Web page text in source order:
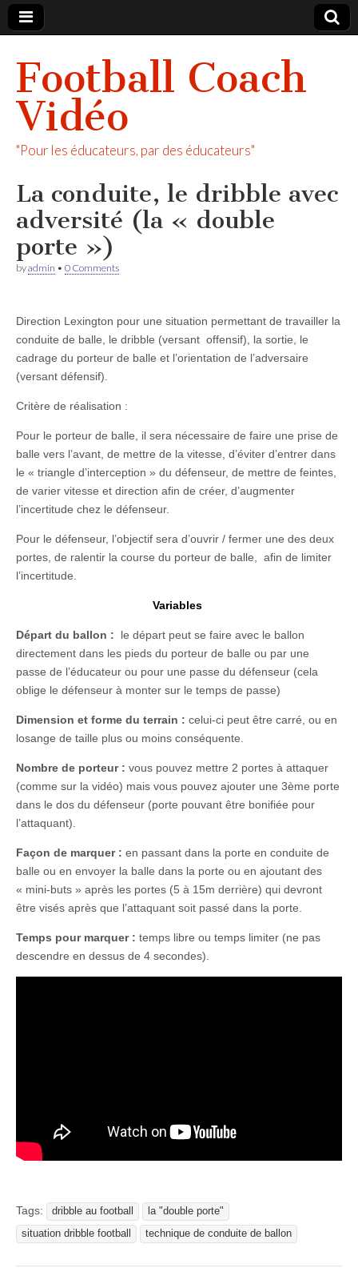
Football Coach
Vidéo
"Pour les éducateurs, par des éducateurs"
La conduite, le dribble avec
adversité (la « double
porte »)
byadmin • 0 Comments
Direction Lexington pour une situation permettant de travailler la
conduite de balle, le dribble (versant offensif), la sortie, le
cadrage du porteur de balle et l’orientation de l’adversaire
(versant défensif).
Critère de réalisation :
Pour le porteur de balle, il sera nécessaire de faire une prise de
balle vers l’avant, de mettre de la vitesse, d’éviter d’entrer dans
le « triangle d’interception » du défenseur, de mettre de feintes,
de varier vitesse et direction afin de créer, d’augmenter
l’incertitude chez le défenseur.
Pour le défenseur, l’objectif sera d’ouvrir / fermer une des deux
portes, de ralentir la course du porteur de balle, afin de limiter
l’incertitude.
Variables
Départ du ballon : le départ peut se faire avec le ballon
directement dans les pieds du porteur de balle ou par une
passe de l’éducateur ou pour une passe du défenseur (cela
oblige le défenseur à monter sur le temps de passe)
Dimension et forme du terrain : celui-ci peut être carré, ou en
losange de taille plus ou moins conséquente.
Nombre de porteur : vous pouvez mettre 2 portes à attaquer
(comme sur la vidéo) mais vous pouvez ajouter une 3ème porte
dans le dos du défenseur (porte pouvant être bonifiée pour
l’attaquant).
Façon de marquer : en passant dans la porte en conduite de
balle ou en envoyer la balle dans la porte ou en ajoutant des
« mini-buts » après les portes (5 à 15m derrière) qui devront
être visés après que l’attaquant soit passé dans la porte.
Temps pour marquer : temps libre ou temps limiter (ne pas
descendre en dessus de 4 secondes).
Tags: dribble au football
la "double porte"
situation dribble football
technique de conduite de ballon